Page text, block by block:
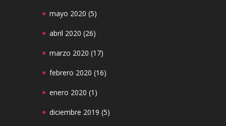
mayo 2020 (5)
abril 2020 (26)
marzo 2020 (17)
febrero 2020 (16)
enero 2020 (1)
diciembre 2019 (5)